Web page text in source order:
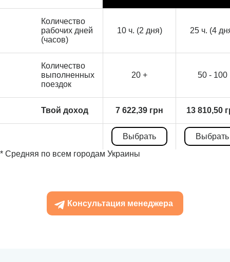
Количество
рабочих дней
(часов)
10 ч. (2 дня) 25 ч. (4
Количество
выполненных
поездок
20 + 50 - 100
Твой доход 7 622,39 грн 13 810,50
Выбрать
Выбрать
* Средняя по всем городам Украины
Консультация менеджера